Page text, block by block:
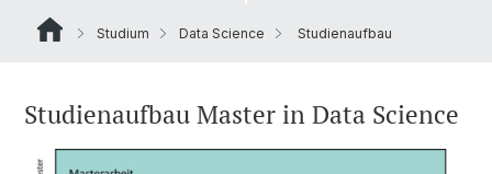
Studium Data Science Studienaufbau
Studienaufbau Master in Data Science